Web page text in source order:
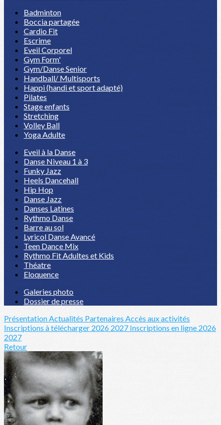
Badminton
Boccia partagée
Cardio Fit
Escrime
Eveil Corporel
Gym Form'
Gym/Danse Senior
Handball/ Multisports
Happi (handi et sport adapté)
Pilates
Stage enfants
Stretching
Volley Ball
Yoga Adulte
Eveil à la Danse
Danse Niveau 1 à 3
Funky Jazz
Heels Dancehall
Hip Hop
Danse Jazz
Danses Latines
Rythmo Danse
Barre au sol
Lyricol Danse Avancé
Teen Dance Mix
Rythmo Fit Adultes et Kids
Théatre
Eloquence
Galeries photo
Dossier de presse
PrésentationActualités Partenaires Accès aux activités
Inscriptions à télécharger 2026 2027 Inscriptions en ligne 2026
2027
Retour